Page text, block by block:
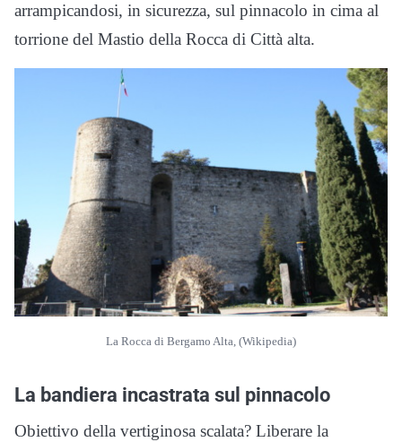
arrampicandosi, in sicurezza, sul pinnacolo in cima al
torrione del Mastio della Rocca di Città alta.
La Rocca di Bergamo Alta, (Wikipedia)
La bandiera incastrata sul pinnacolo
Obiettivo della vertiginosa scalata? Liberare la